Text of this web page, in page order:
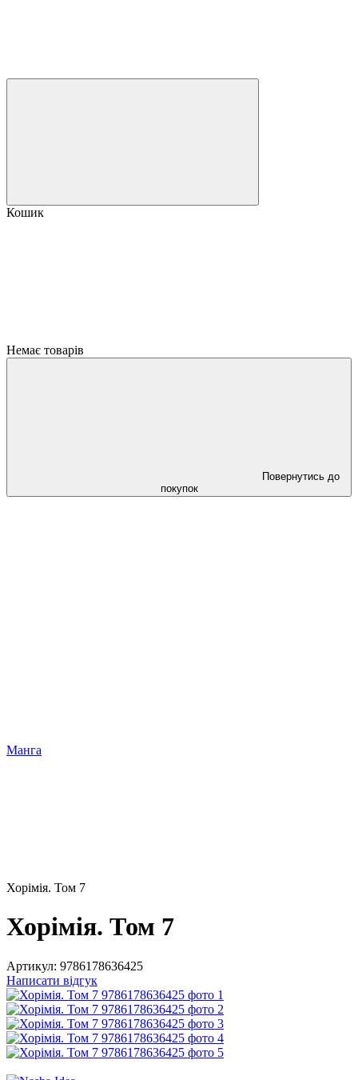
Кошик
Немає товарів
Повернутись до
покупок
Манга
Хорімія. Том 7
Хорімія. Том 7
Артикул: 9786178636425
Написати відгук